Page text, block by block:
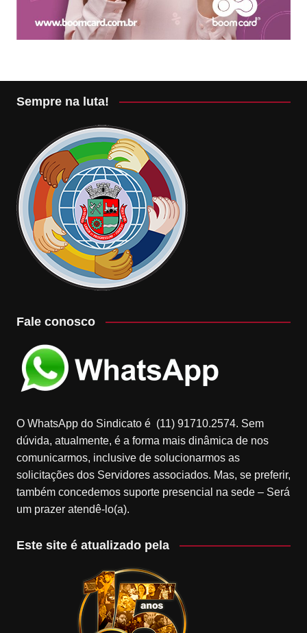
Sempre na luta!
Fale conosco
O WhatsApp do Sindicato é (11) 91710.2574. Sem
dúvida, atualmente, é a forma mais dinâmica de nos
comunicarmos, inclusive de solucionarmos as
solicitações dos Servidores associados. Mas, se preferir,
também concedemos suporte presencial na sede – Será
um prazer atendê-lo(a).
Este site é atualizado pela